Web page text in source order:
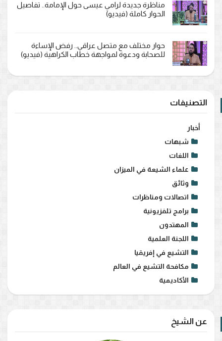
مناظرة جديدة لرامي عيسى حول الإمامة.. تفاصيل
الحوار كاملة (فيديو)
حوار مختلف مع متصل عراقي.. رفض الإساءة
للصحابة ودعوة لمواجهة خطاب الكراهية (فيديو)
التصنيفات
أخبار
شبهات
اللغات
علماء الشيعة في الميزان
وثائق
اتصالات ومناظرات
برامج تلفزيونية
المهتدون
اللجنة العلمية
التشيع في إفريقيا
مكافحة التشيع في العالم
الأكاديمية
عن الشيخ